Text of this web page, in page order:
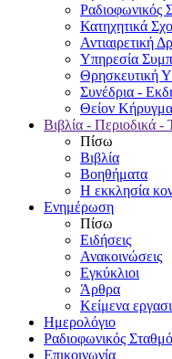
Ραδιοφωνικός
Κατηχητικά
Αντιαιρετική
Υπηρεσία
Θρησκευτική
Συνέδρια -
Θείον Κήρυγμα
Βιβλία - Περιοδικά
Πίσω
Βιβλία
Βοηθήματα
Η εκκλησία
Ενημέρωση
Πίσω
Ειδήσεις
Ανακοινώσεις
Εγκύκλιοι
Άρθρα
Κείμενα
Ημερολόγιο
Ραδιοφωνικός
Επικοινωνία